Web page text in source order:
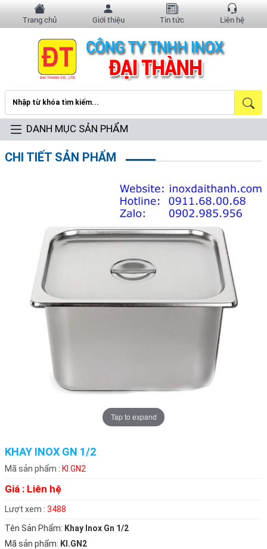
Trang chủ Giới thiệu Tin tức Liên hệ
DANH MỤC SẢN PHẨM
CHI TIẾT SẢN PHẨM
Tap to expand
KHAY INOX GN 1/2
Mã sản phẩm : KI.GN2
Giá : Liên hệ
Lượt xem : 3488
Tên Sản Phẩm: Khay Inox Gn 1/2
Mã sản phẩm: KI.GN2